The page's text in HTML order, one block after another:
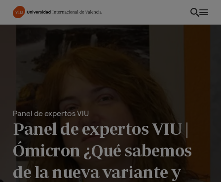
Pasar
Panel de expertos VIU
Panel de expertos VIU |
Ómicron ¿Qué sabemos
de la nueva variante y